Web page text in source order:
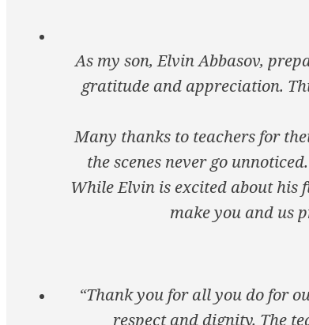
As my son, Elvin Abbasov,
gratitude and appreciation.
Many thanks to teachers for
the scenes never go
While Elvin is excited about his
make you and us
“Thank you for all you do for
respect and dignity. The